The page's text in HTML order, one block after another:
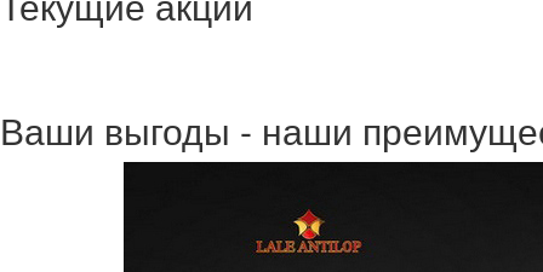
Ваши выгоды - наши